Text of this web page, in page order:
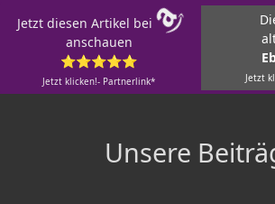
Jetzt diesen Artikel bei
anschauen
⭐⭐⭐⭐⭐
Jetzt klicken!- Partnerlink* Jetzt
Unsere